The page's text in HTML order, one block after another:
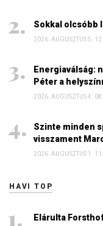
Sokkal olcsóbb
2026. AUGUSZTUS 5.
Energiaválság:
Péter a
2026. AUGUSZTUS 4.
Szinte minden
visszament
2026. AUGUSZTUS 1.
HAVI TOP
Elárulta